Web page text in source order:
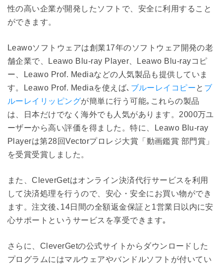
性の高い企業が開発したソフトで、安全に利用すること
ができます。
Leawoソフトウェアは創業17年のソフトウェア開発の老
舗企業で、Leawo Blu-ray Player、Leawo Blu-rayコピ
ー、Leawo Prof. Mediaなどの人気製品も提供していま
す。Leawo Prof. Mediaを使えば､ ブルーレイコピーと ブ
ルーレイリッピングが簡単に行う可能｡これらの製品
は、日本だけでなく海外でも人気があります。2000万ユ
ーザーから高い評価を得ました。特に、Leawo Blu-ray
Playerは第28回Vectorプロレジ大賞「動画鑑賞 部門賞」
を受賞受賞しました。
また、CleverGetはオンライン決済代行サービスを利用
して決済処理を行うので、安心・安全にお買い物ができ
ます。注文後､14日間の全額返金保証と1営業日以内に安
心サポートというサービスを享受できます｡
さらに、CleverGetの公式サイトからダウンロードした
プログラムにはマルウェアやバンドルソフトが付いてい